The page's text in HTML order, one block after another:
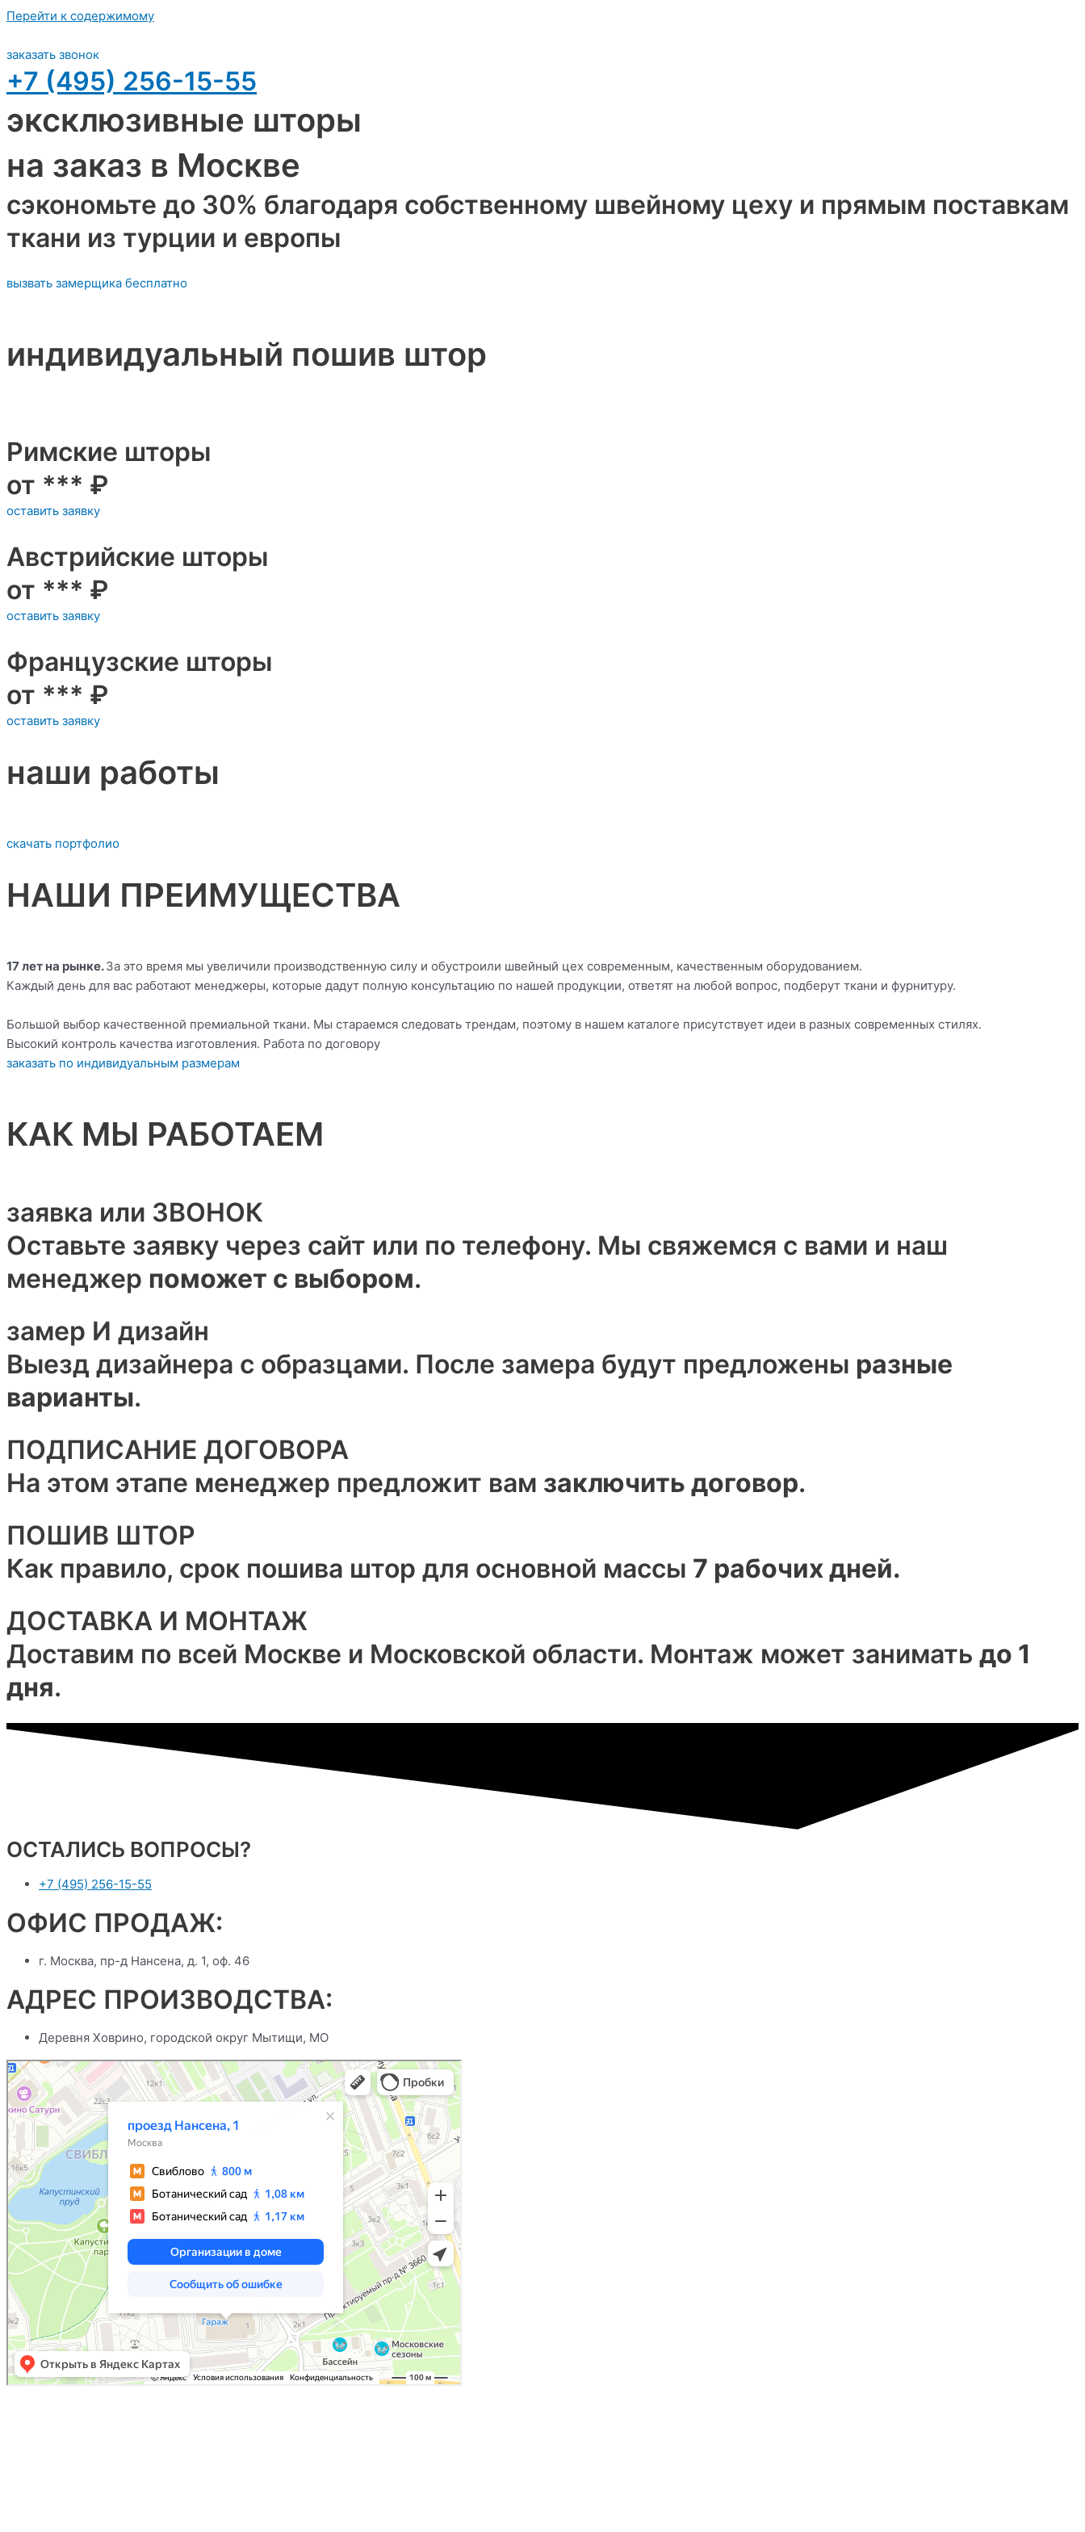
Перейти к содержимому
заказать звонок
+7 (495) 256-15-55
эксклюзивные шторы
на заказ в Москве
сэкономьте до 30% благодаря собственному швейному цеху и прямым поставкам
ткани из турции и европы
вызвать замерщика бесплатно
индивидуальный пошив штор
Римские шторы
от *** ₽
оставить заявку
Австрийские шторы
от *** ₽
оставить заявку
Французские шторы
от *** ₽
оставить заявку
наши работы
скачать портфолио
НАШИ ПРЕИМУЩЕСТВА
17 лет на рынке.За это время мы увеличили производственную силу и обустроили швейный цех современным, качественным оборудованием.
Каждый день для вас работают менеджеры, которые дадут полную консультацию по нашей продукции, ответят на любой вопрос, подберут ткани и фурнитуру.
Большой выбор качественной премиальной ткани. Мы стараемся следовать трендам, поэтому в нашем каталоге присутствует идеи в разных современных стилях.
Высокий контроль качества изготовления. Работа по договору
заказать по индивидуальным размерам
КАК МЫ РАБОТАЕМ
заявка или ЗВОНОК
Оставьте заявку через сайт или по телефону. Мы свяжемся с вами и наш
менеджер поможет с выбором.
замер И дизайн
Выезд дизайнера с образцами. После замера будут предложены разные
варианты.
ПОДПИСАНИЕ ДОГОВОРА
На этом этапе менеджер предложит вам заключить договор.
ПОШИВ ШТОР
Как правило, срок пошива штор для основной массы 7 рабочих дней.
ДОСТАВКА И МОНТАЖ
Доставим по всей Москве и Московской области. Монтаж может занимать до 1
дня.
ОСТАЛИСЬ ВОПРОСЫ?
+7 (495) 256-15-55
ОФИС ПРОДАЖ:
г. Москва, пр-д Нансена, д. 1, оф. 46
АДРЕС ПРОИЗВОДСТВА:
Деревня Ховрино, городской округ Мытищи, МО
Москва
Проезд Нансена, 1 на карте Москвы, ближайшее метро Свиблово — Яндекс.Карты